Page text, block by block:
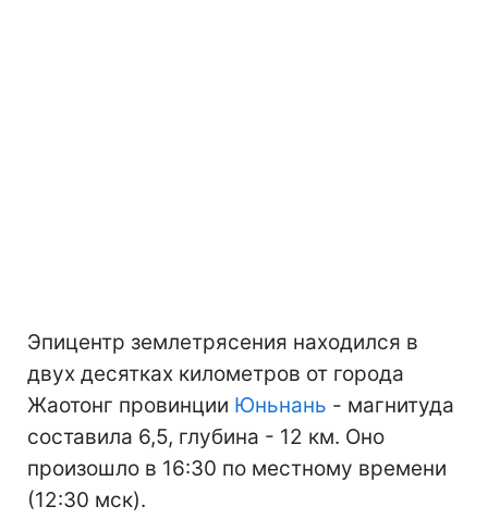
Эпицентр землетрясения находился в
двух десятках километров от города
Жаотонг провинции Юньнань - магнитуда
составила 6,5, глубина - 12 км. Оно
произошло в 16:30 по местному времени
(12:30 мск).